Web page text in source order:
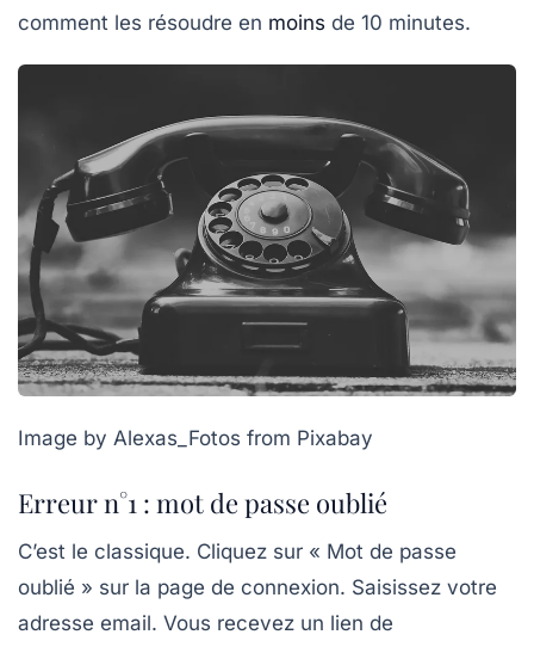
comment les résoudre en moins de 10 minutes.
Image by Alexas_Fotos from Pixabay
Erreur n°1 : mot de passe oublié
C’est le classique. Cliquez sur « Mot de passe
oublié » sur la page de connexion. Saisissez votre
adresse email. Vous recevez un lien de